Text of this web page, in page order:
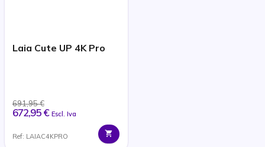
Laia Cute UP 4K Pro
691,95 €
672,95 € Escl. Iva
Ref: LAIAC4KPRO